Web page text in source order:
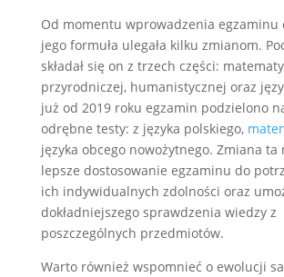
Od momentu wprowadzenia egzaminu
jego formuła ulegała kilku zmianom.
składał się on z trzech części:
przyrodniczej, humanistycznej oraz
już od 2019 roku egzamin podzielono
odrębne testy: z języka polskiego,
języka obcego nowożytnego. Zmiana ta
lepsze dostosowanie egzaminu do
ich indywidualnych zdolności oraz
dokładniejszego sprawdzenia wiedzy z
poszczególnych przedmiotów.
Warto również wspomnieć o ewolucji